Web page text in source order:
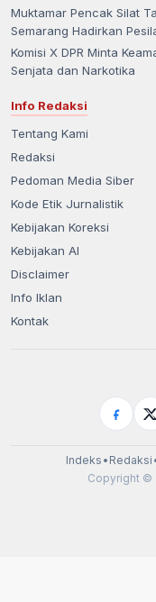
Muktamar Pencak Silat
Semarang Hadirkan
Komisi X DPR Minta
Senjata dan Narkotika
Info Redaksi
Tentang Kami
Redaksi
Pedoman Media Siber
Kode Etik Jurnalistik
Kebijakan Koreksi
Kebijakan AI
Disclaimer
Info Iklan
Kontak
Indeks • Redaksi
Copyright ©